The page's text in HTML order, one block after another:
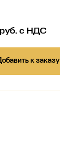
с НДС
к заказу